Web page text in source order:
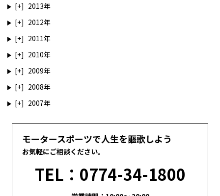
2013
2012
2011
2010
2009
2008
2007
モータースポーツで人生を謳歌しよう
お気軽にご相談ください。
TEL：0774-34-1800